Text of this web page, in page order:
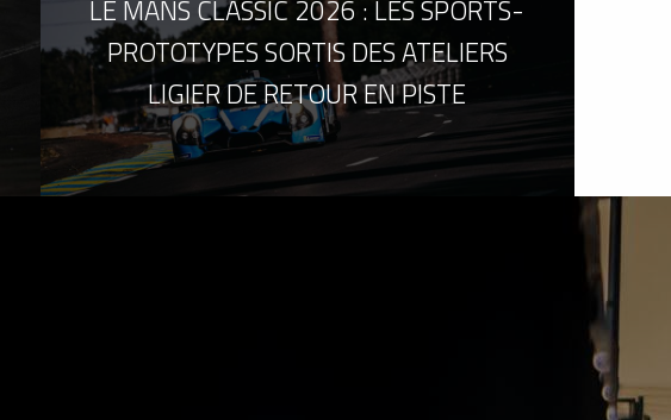
LE MANS CLASSIC 2026 : LES SPORTS-
PROTOTYPES SORTIS DES ATELIERS
LIGIER DE RETOUR EN PISTE